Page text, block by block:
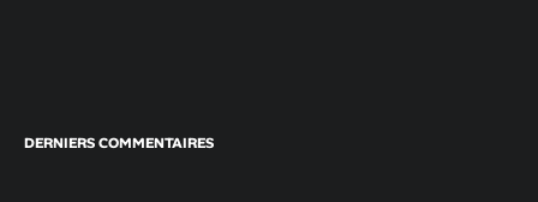
DERNIERS COMMENTAIRES